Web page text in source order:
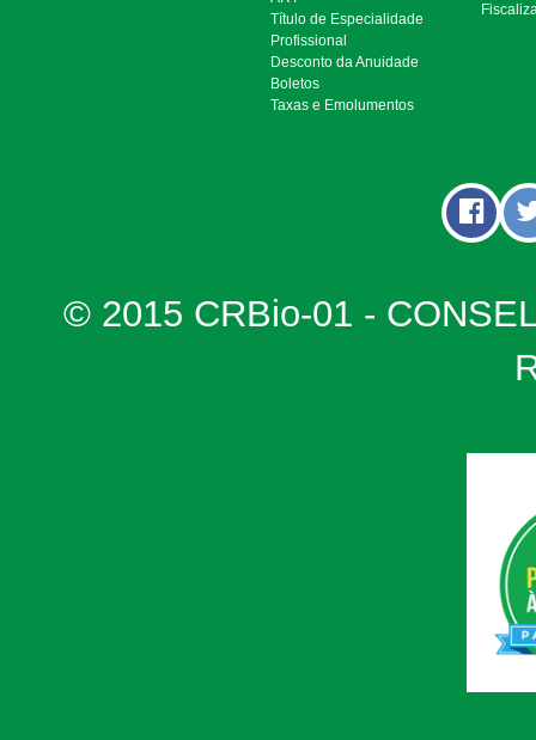
Título de Especialidade
Profissional
Desconto da Anuidade
Boletos
Taxas e Emolumentos
© 2015 CRBio-01 -